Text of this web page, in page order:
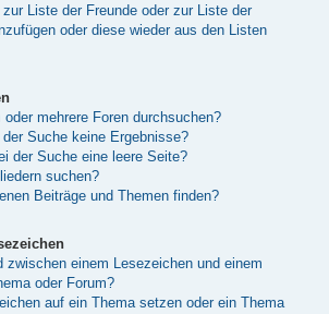
Liste der Freunde oder zur Liste der
oder diese wieder aus den Listen
mehrere Foren durchsuchen?
Suche keine Ergebnisse?
der Suche eine leere Seite?
suchen?
Beiträge und Themen finden?
zwischen einem Lesezeichen und einem
oder Forum?
auf ein Thema setzen oder ein Thema